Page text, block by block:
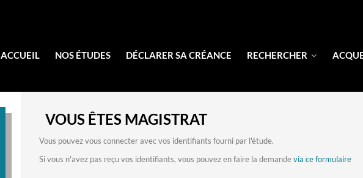
ACCUEIL NOS ÉTUDES DÉCLARER SA CRÉANCE RECHERCHER
VOUS ÊTES MAGISTRAT
Vous pouvez vous connecter avec vos identifiants fourni par l'étude.
Si vous n'avez pas reçu vos identifiants, vous pouvez en faire la demandevia ce formulaire